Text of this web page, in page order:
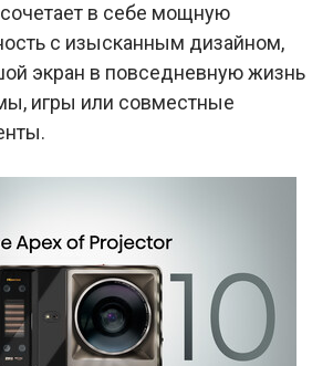
в себе мощную
с изысканным дизайном,
экран в повседневную жизнь
игры или совместные